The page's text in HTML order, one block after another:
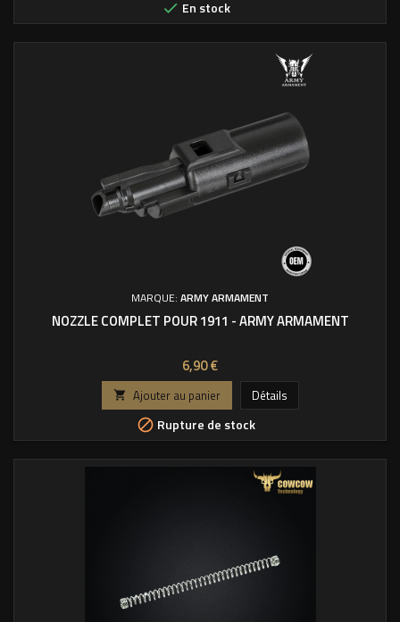
 En stock
MARQUE: ARMY ARMAMENT
NOZZLE COMPLET POUR 1911 - ARMY ARMAMENT
Prix
6,90 €
 Ajouter au panier
Détails
 Rupture de stock